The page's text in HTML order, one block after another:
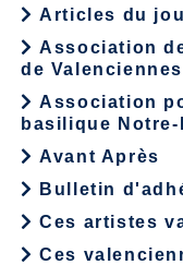
Articles du
Association
de Valenciennes
Association
basilique
Avant Après
Bulletin
Ces artistes
Ces